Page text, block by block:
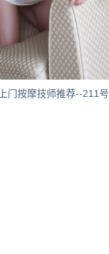
上门按摩技师推荐--211号